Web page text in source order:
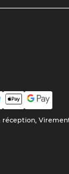
réception,